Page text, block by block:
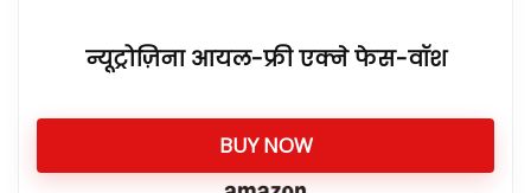
न्यूट्रोज़िना आयल-फ्री एक्ने फेस-वॉश
BUY NOW